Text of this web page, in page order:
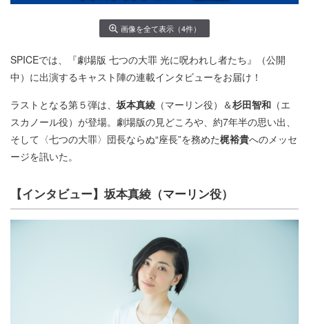
画像を全て表示（4件）
SPICEでは、『劇場版 七つの大罪 光に呪われし者たち』（公開
中）に出演するキャスト陣の連載インタビューをお届け！
ラストとなる第５弾は、 坂本真綾 （マーリン役）＆杉田智和 （エ
スカノール役）が登場。劇場版の見どころや、約7年半の思い出、
そして〈七つの大罪〉団長ならぬ“座長”を務めた梶裕貴へのメッセ
ージを訊いた。
【インタビュー】 坂本真綾 （マーリン役）